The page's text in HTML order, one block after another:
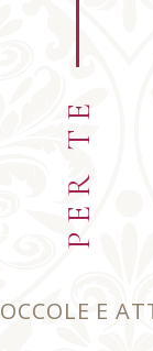
PER TE
E